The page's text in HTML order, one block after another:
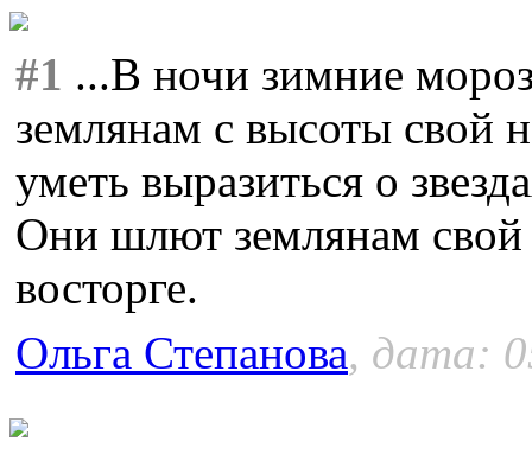
#1 ...В ночи зимние
землянам с высоты свой
уметь выразиться о
Они шлют землянам
восторге.
Ольга Степанова, дата: